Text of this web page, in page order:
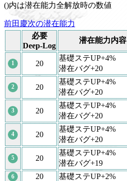
()内は潜在能力全解放時の数値
前田慶次の潜在能力
必要
Deep-Log
潜在能力内容
1 20
基礎ステUP+4%
潜在バグ+20
2 20
基礎ステUP+4%
潜在バグ+20
3 20
基礎ステUP+4%
潜在バグ+20
4 20
基礎ステUP+4%
潜在バグ+20
5 20
基礎ステUP+4%
潜在バグ+19
6 20 基礎ステUP+2%